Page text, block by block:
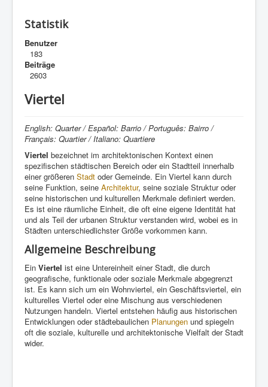
Statistik
Benutzer
183
Beiträge
2603
Viertel
English: Quarter / Español: Barrio / Português: Bairro /
Français: Quartier / Italiano: Quartiere
Viertel bezeichnet im architektonischen Kontext einen
spezifischen städtischen Bereich oder ein Stadtteil innerhalb
einer größeren Stadt oder Gemeinde. Ein Viertel kann durch
seine Funktion, seine Architektur, seine soziale Struktur oder
seine historischen und kulturellen Merkmale definiert werden.
Es ist eine räumliche Einheit, die oft eine eigene Identität hat
und als Teil der urbanen Struktur verstanden wird, wobei es in
Städten unterschiedlichster Größe vorkommen kann.
Allgemeine Beschreibung
Ein Viertel ist eine Untereinheit einer Stadt, die durch
geografische, funktionale oder soziale Merkmale abgegrenzt
ist. Es kann sich um ein Wohnviertel, ein Geschäftsviertel, ein
kulturelles Viertel oder eine Mischung aus verschiedenen
Nutzungen handeln. Viertel entstehen häufig aus historischen
Entwicklungen oder städtebaulichen Planungen und spiegeln
oft die soziale, kulturelle und architektonische Vielfalt der Stadt
wider.